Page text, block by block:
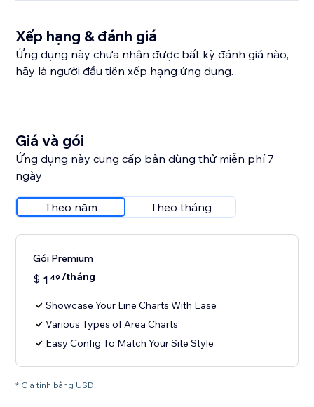
Xếp hạng & đánh giá
Ứng dụng này chưa nhận được bất kỳ đánh giá nào,
hãy là người đầu tiên xếp hạng ứng dụng.
Giá và gói
Ứng dụng này cung cấp bản dùng thử miễn phí 7
ngày
Theo năm Theo tháng
Gói Premium
$ 1 49 /tháng
Showcase Your Line Charts With Ease
Various Types of Area Charts
Easy Config To Match Your Site Style
* Giá tính bằng USD.